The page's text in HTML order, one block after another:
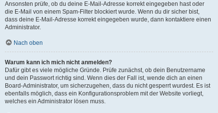
Ansonsten prüfe, ob du deine E-Mail-Adresse korrekt eingegeben hast oder
die E-Mail von einem Spam-Filter blockiert wurde. Wenn du dir sicher bist,
dass deine E-Mail-Adresse korrekt eingegeben wurde, dann kontaktiere einen
Administrator.
Nach oben
Warum kann ich mich nicht anmelden?
Dafür gibt es viele mögliche Gründe. Prüfe zunächst, ob dein Benutzername
und dein Passwort richtig sind. Wenn dies der Fall ist, wende dich an einen
Board-Administrator, um sicherzugehen, dass du nicht gesperrt wurdest. Es ist
ebenfalls möglich, dass ein Konfigurationsproblem mit der Website vorliegt,
welches ein Administrator lösen muss.